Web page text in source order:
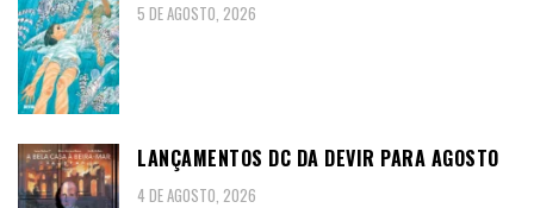
5 DE AGOSTO, 2026
LANÇAMENTOS DC DA DEVIR PARA AGOSTO
4 DE AGOSTO, 2026